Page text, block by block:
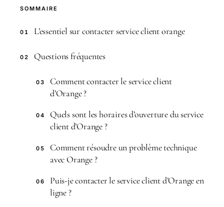
SOMMAIRE
01 L’essentiel sur contacter service client orange
02 Questions fréquentes
03
Comment contacter le service client
d’Orange ?
04
Quels sont les horaires d’ouverture du service
client d’Orange ?
05
Comment résoudre un problème technique
avec Orange ?
06
Puis-je contacter le service client d’Orange en
ligne ?